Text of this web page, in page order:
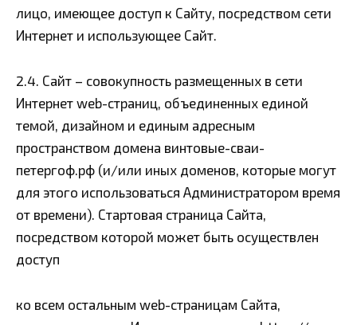
лицо, имеющее доступ к Сайту, посредством сети
Интернет и использующее Сайт.
2.4. Сайт – совокупность размещенных в сети
Интернет web-страниц, объединенных единой
темой, дизайном и единым адресным
пространством домена винтовые-сваи-
петергоф.рф (и/или иных доменов, которые могут
для этого использоваться Администратором время
от времени). Стартовая страница Сайта,
посредством которой может быть осуществлен
доступ
ко всем остальным web-страницам Сайта,